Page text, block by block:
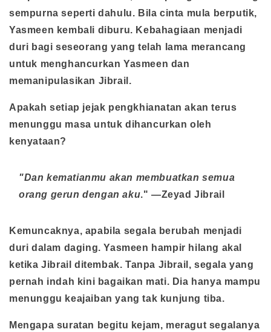
sempurna seperti dahulu. Bila cinta mula berputik,
Yasmeen kembali diburu. Kebahagiaan menjadi
duri bagi seseorang yang telah lama merancang
untuk menghancurkan Yasmeen dan
memanipulasikan Jibrail.
Apakah setiap jejak pengkhianatan akan terus
menunggu masa untuk dihancurkan oleh
kenyataan?
"Dan kematianmu akan membuatkan semua
orang gerun dengan aku." —Zeyad Jibrail
Kemuncaknya, apabila segala berubah menjadi
duri dalam daging. Yasmeen hampir hilang akal
ketika Jibrail ditembak. Tanpa Jibrail, segala yang
pernah indah kini bagaikan mati. Dia hanya mampu
menunggu keajaiban yang tak kunjung tiba.
Mengapa suratan begitu kejam, meragut segalanya